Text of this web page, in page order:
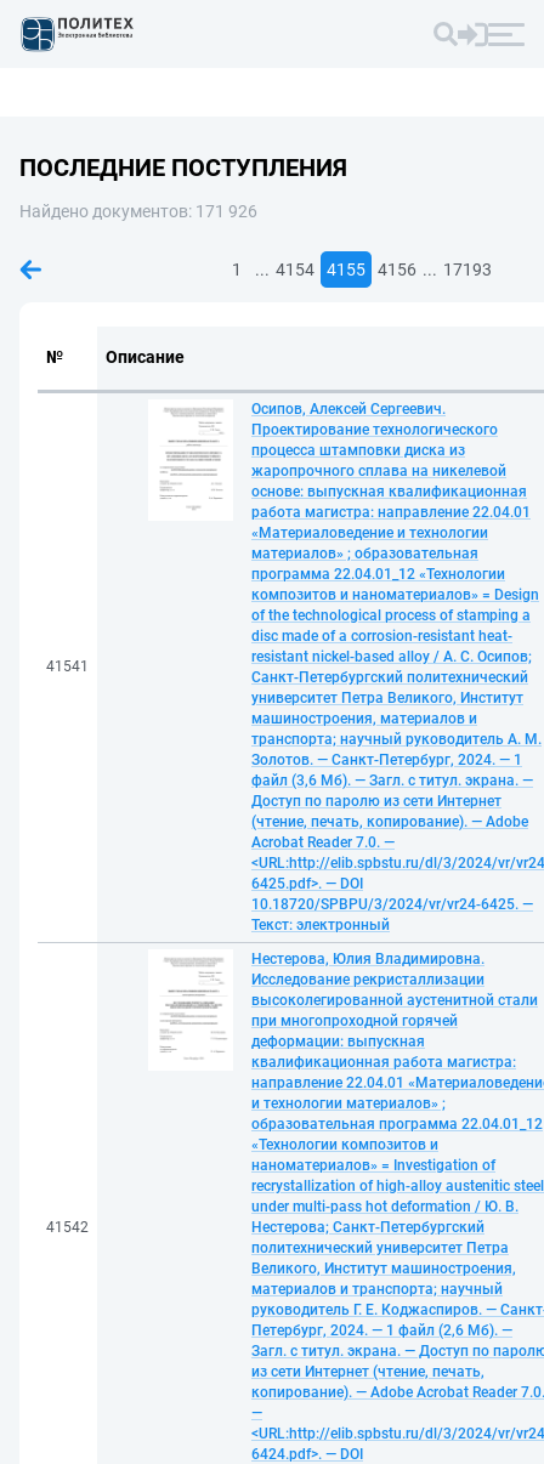
ПОСЛЕДНИЕ ПОСТУПЛЕНИЯ
Найдено документов: 171 926
1 ... 4154 4155 4156 ... 17193
№ Описание
41541
Осипов, Алексей Сергеевич.
Проектирование технологического
процесса штамповки диска из
жаропрочного сплава на никелевой
основе: выпускная квалификационная
работа магистра: направление 22.04.01
«Материаловедение и технологии
материалов» ; образовательная
программа 22.04.01_12 «Технологии
композитов и наноматериалов» = Design
of the technological process of stamping a
disc made of a corrosion-resistant heat-
resistant nickel-based alloy / А. С. Осипов;
Санкт-Петербургский политехнический
университет Петра Великого, Институт
машиностроения, материалов и
транспорта; научный руководитель А. М.
Золотов. — Санкт-Петербург, 2024. — 1
файл (3,6 Мб). — Загл. с титул. экрана. —
Доступ по паролю из сети Интернет
(чтение, печать, копирование). — Adobe
Acrobat Reader 7.0. —
<URL:http://elib.spbstu.ru/dl/3/2024/vr/
6425.pdf>. — DOI
10.18720/SPBPU/3/2024/vr/vr24-6425. —
Текст: электронный
41542
Нестерова, Юлия Владимировна.
Исследование рекристаллизации
высоколегированной аустенитной стали
при многопроходной горячей
деформации: выпускная
квалификационная работа магистра:
направление 22.04.01
и технологии материалов» ;
образовательная программа 22.04.01_12
«Технологии композитов и
наноматериалов» = Investigation of
recrystallization of high-alloy austenitic steel
under multi-pass hot deformation / Ю. В.
Нестерова; Санкт-Петербургский
политехнический университет Петра
Великого, Институт машиностроения,
материалов и транспорта; научный
руководитель Г. Е. Коджаспиров. —
Петербург, 2024. — 1 файл (2,6 Мб). —
Загл. с титул. экрана. — Доступ по
из сети Интернет (чтение, печать,
копирование). — Adobe Acrobat Reader 7.0.
—
<URL:http://elib.spbstu.ru/dl/3/2024/vr/
6424.pdf>. — DOI